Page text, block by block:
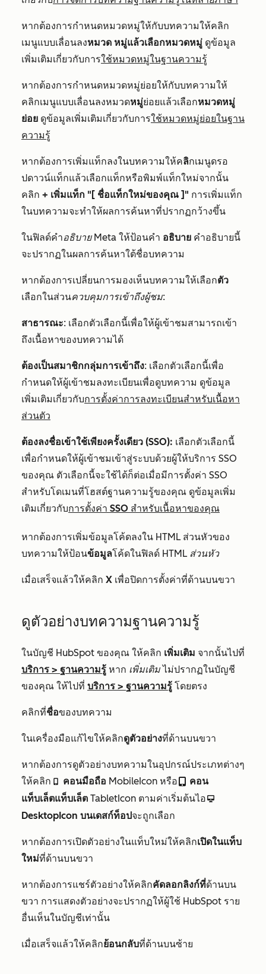
หากต้องการกำหนดหมวดหมู่ให้กับบทความให้คลิก
เมนูแบบเลื่อนลงหมวด หมู่แล้วเลือกหมวดหมู่ ดูข้อมูล
เพิ่มเติมเกี่ยวกับการใช้หมวดหมู่ในฐานความรู้
หากต้องการกำหนดหมวดหมู่ย่อยให้กับบทความให้
คลิกเมนูแบบเลื่อนลงหมวดหมู่ย่อยแล้วเลือกหมวดหมู่
ย่อย ดูข้อมูลเพิ่มเติมเกี่ยวกับการใช้หมวดหมู่ย่อยในฐาน
ความรู้
หากต้องการเพิ่มแท็กลงในบทความให้คลิกเมนูดรอ
ปดาวน์แท็กแล้วเลือกแท็กหรือพิมพ์แท็กใหม่จากนั้น
คลิก + เพิ่มแท็ก "[ ชื่อแท็กใหม่ของคุณ ]" การเพิ่มแท็ก
ในบทความจะทำให้ผลการค้นหาที่ปรากฏกว้างขึ้น
ในฟิลด์คำอธิบาย Meta ให้ป้อนคำ อธิบาย คำอธิบายนี้
จะปรากฏในผลการค้นหาใต้ชื่อบทความ
หากต้องการเปลี่ยนการมองเห็นบทความให้เลือกตัว
เลือกในส่วนควบคุมการเข้าถึงผู้ชม:
สาธารณะ: เลือกตัวเลือกนี้เพื่อให้ผู้เข้าชมสามารถเข้า
ถึงเนื้อหาของบทความได้
ต้องเป็นสมาชิกกลุ่มการเข้าถึง: เลือกตัวเลือกนี้เพื่อ
กำหนดให้ผู้เข้าชมลงทะเบียนเพื่อดูบทความ ดูข้อมูล
เพิ่มเติมเกี่ยวกับการตั้งค่าการลงทะเบียนสำหรับเนื้อหา
ส่วนตัว
ต้องลงชื่อเข้าใช้เพียงครั้งเดียว (SSO): เลือกตัวเลือกนี้
เพื่อกำหนดให้ผู้เข้าชมเข้าสู่ระบบด้วยผู้ให้บริการ SSO
ของคุณ ตัวเลือกนี้จะใช้ได้ก็ต่อเมื่อมีการตั้งค่า SSO
สำหรับโดเมนที่โฮสต์ฐานความรู้ของคุณ ดูข้อมูลเพิ่ม
เติมเกี่ยวกับการตั้งค่า SSO สำหรับเนื้อหาของคุณ
หากต้องการเพิ่มข้อมูลโค้ดลงใน HTML ส่วนหัวของ
บทความให้ป้อนข้อมูลโค้ดในฟิลด์ HTML ส่วนหัว
เมื่อเสร็จแล้วให้คลิก X เพื่อปิดการตั้งค่าที่ด้านบนขวา
ดูตัวอย่างบทความฐานความรู้
ในบัญชี HubSpot ของคุณ ให้คลิก เพิ่มเติม จากนั้นไปที่
บริการ > ฐานความรู้ หาก เพิ่มเติมไม่ปรากฏในบัญชี
ของคุณ ให้ไปที่ บริการ > ฐานความรู้ โดยตรง
คลิกที่ชื่อของบทความ
ในเครื่องมือแก้ไขให้คลิกดูตัวอย่างที่ด้านบนขวา
หากต้องการดูตัวอย่างบทความในอุปกรณ์ประเภทต่างๆ
ให้คลิก mobileIcon คอนมือถือ MobileIcon หรือ tabletIcon คอน
แท็บเล็ตแท็บเล็ต TabletIcon ตามค่าเริ่มต้นไอdesktopIcon
DesktopIcon บนเดสก์ท็อปจะถูกเลือก
หากต้องการเปิดตัวอย่างในแท็บใหม่ให้คลิกเปิดในแท็บ
ใหม่ที่ด้านบนขวา
หากต้องการแชร์ตัวอย่างให้คลิกคัดลอกลิงก์ที่ด้านบน
ขวา การแสดงตัวอย่างจะปรากฏให้ผู้ใช้ HubSpot ราย
อื่นเห็นในบัญชีเท่านั้น
เมื่อเสร็จแล้วให้คลิกย้อนกลับที่ด้านบนซ้าย